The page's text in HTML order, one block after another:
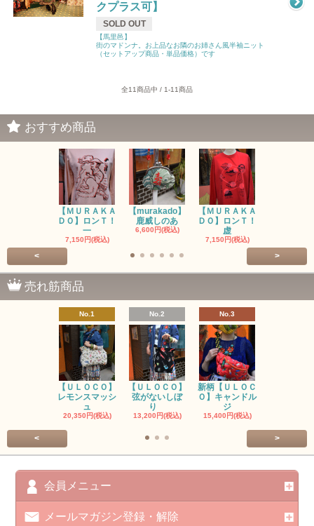
クプラス可】
SOLD OUT
【馬里邑】
街のマドンナ。お上品なお隣のお姉さん風半袖ニット
（セットアップ商品・単品価格）です
全11商品中 / 1-11商品
おすすめ商品
【ＭＵＲＡＫＡ
ＤＯ】ロンＴ！
一
7,150円(税込)
【murakado】
鹿威しのあ
6,600円(税込)
【ＭＵＲＡＫＡ
ＤＯ】ロンＴ！
虚
7,150円(税込)
< >
売れ筋商品
No.1
【ＵＬＯＣＯ】
レモンスマッシ
ュ
20,350円(税込)
No.2
【ＵＬＯＣＯ】
弦がないしぼ
り
13,200円(税込)
No.3
新柄【ＵＬＯＣ
Ｏ】キャンドル
ジ
15,400円(税込)
< >
会員メニュー
メールマガジン登録・解除